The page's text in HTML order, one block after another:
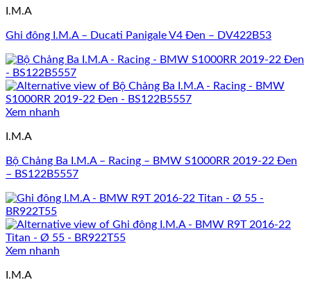
I.M.A
Ghi đông I.M.A – Ducati Panigale V4 Đen – DV422B53
Xem nhanh
I.M.A
Bộ Chảng Ba I.M.A – Racing – BMW S1000RR 2019-22 Đen
– BS122B5557
Xem nhanh
I.M.A